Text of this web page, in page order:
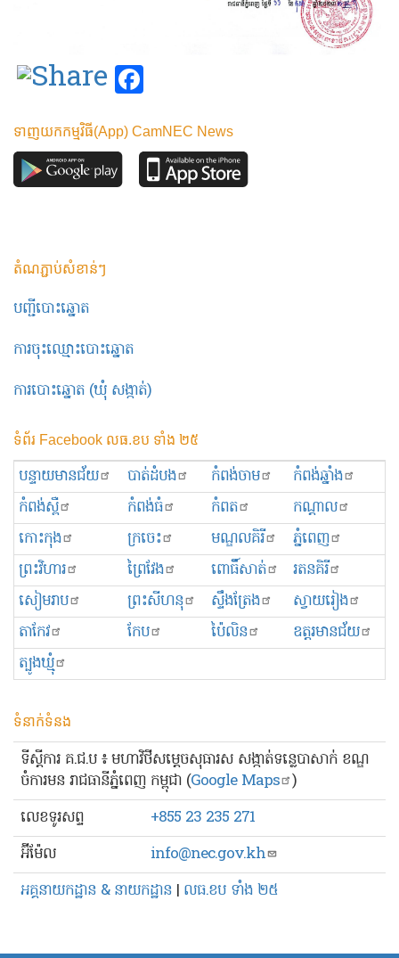
ទាញយកកម្មវិធី(App) CamNEC News
តំណភ្ជាប់សំខាន់ៗ
បញ្ជីបោះឆ្នោត
ការចុះឈ្មោះបោះឆ្នោត
ការបោះឆ្នោត (ឃុំ សង្កាត់)
ទំព័រ Facebook លធ.ខប ទាំង ២៥
បន្ទាយមានជ័យ បាត់ដំបង កំពង់ចាម
កំពង់ឆ្នាំង
កំពង់ស្ពឺ
កំពង់ធំ កំពត
កណ្ដាល
កោះកុង
ក្រចេះ មណ្ឌលគិរី
ភ្នំពេញ
ព្រះ​វិហារ
ព្រៃវែង ពោធិ៍សាត់
រតនគិរី
សៀមរាប
ព្រះសីហនុ ស្ទឹងត្រែង
ស្វាយរៀង
តាកែវ
កែប ប៉ៃលិន
ឧត្ដរមានជ័យ
ត្បូងឃ្មុំ
ទំនាក់ទំនង
ទីស្ដីការ គ.ជ.ប ៖ មហាវិថីសម្ដេចសុធារស សង្កាត់ទន្លេបាសាក់ ខណ្ឌ
ចំការមន រាជធានីភ្នំពេញ កម្ពុជា (Google Maps )
លេខ​ទូរសព្ទ
+855 23 235 271
អ៊ីម៉ែល
info@nec.gov.kh
អគ្គនាយកដ្ឋាន & នាយកដ្ឋាន | លធ.ខប ទាំង ២៥